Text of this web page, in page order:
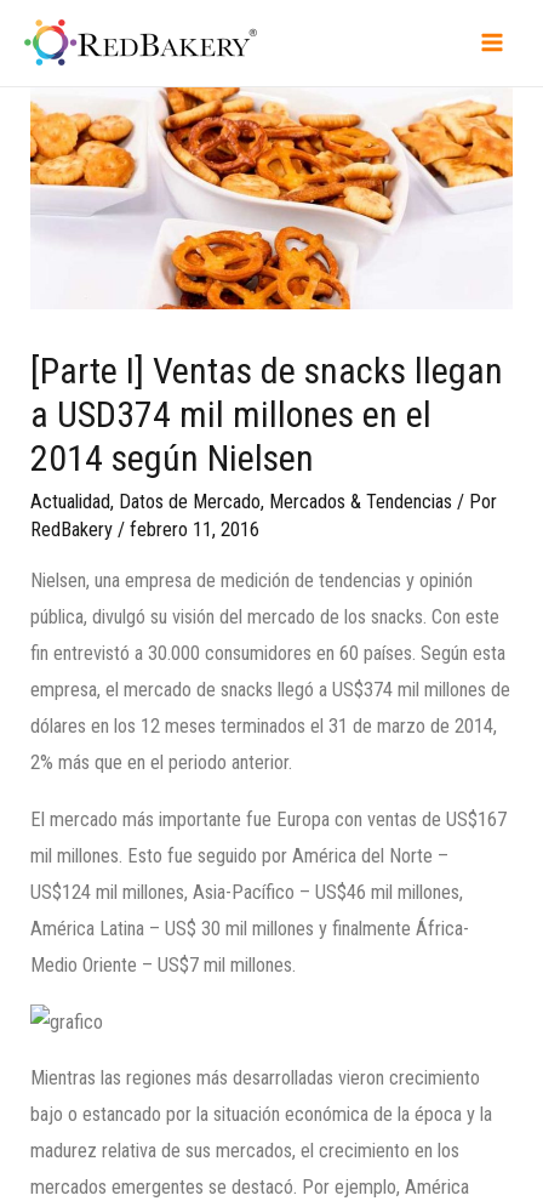
[Parte I] Ventas de snacks llegan
a USD374 mil millones en el
2014 según Nielsen
Actualidad, Datos de Mercado, Mercados & Tendencias / Por
RedBakery /febrero 11, 2016
Nielsen, una empresa de medición de tendencias y opinión
pública, divulgó su visión del mercado de los snacks. Con este
fin entrevistó a 30.000 consumidores en 60 países. Según esta
empresa, el mercado de snacks llegó a US$374 mil millones de
dólares en los 12 meses terminados el 31 de marzo de 2014,
2% más que en el periodo anterior.
El mercado más importante fue Europa con ventas de US$167
mil millones. Esto fue seguido por América del Norte –
US$124 mil millones, Asia-Pacífico – US$46 mil millones,
América Latina – US$ 30 mil millones y finalmente África-
Medio Oriente – US$7 mil millones.
Mientras las regiones más desarrolladas vieron crecimiento
bajo o estancado por la situación económica de la época y la
madurez relativa de sus mercados, el crecimiento en los
mercados emergentes se destacó. Por ejemplo, América